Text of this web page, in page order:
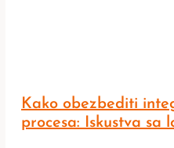
Kako obezbediti
procesa: Iskustva sa